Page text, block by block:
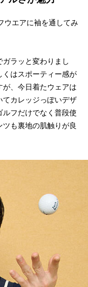
ウエアに袖を通してみ
ガラッと変わりまし
くはスポーティー感が
、今日着たウェアは
てカレッジっぽいデザ
フだけでなく普段使
も裏地の肌触りが良